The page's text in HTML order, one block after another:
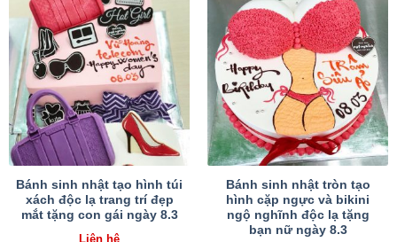
Bánh sinh nhật tạo hình túi
xách độc lạ trang trí đẹp
mắt tặng con gái ngày 8.3
Liên hệ
Bánh sinh nhật tròn tạo
hình cặp ngực và bikini
ngộ nghĩnh độc lạ tặng
bạn nữ ngày 8.3